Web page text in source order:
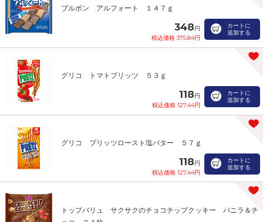
ブルボン アルフォート １４７ｇ
348円
税込価格 375.84円
カートに
追加する
グリコ トマトプリッツ ５３ｇ
118円
税込価格 127.44円
カートに
追加する
グリコ プリッツロースト塩バター ５７ｇ
118円
税込価格 127.44円
カートに
追加する
トップバリュ サクサクのチョコチップクッキー バニラ＆チ